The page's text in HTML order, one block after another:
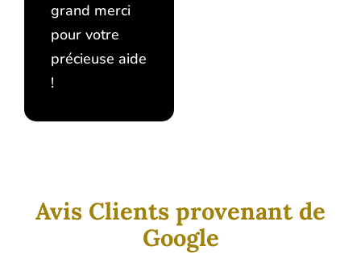
grand merci
pour votre
précieuse aide
!
Avis Clients provenant de
Google